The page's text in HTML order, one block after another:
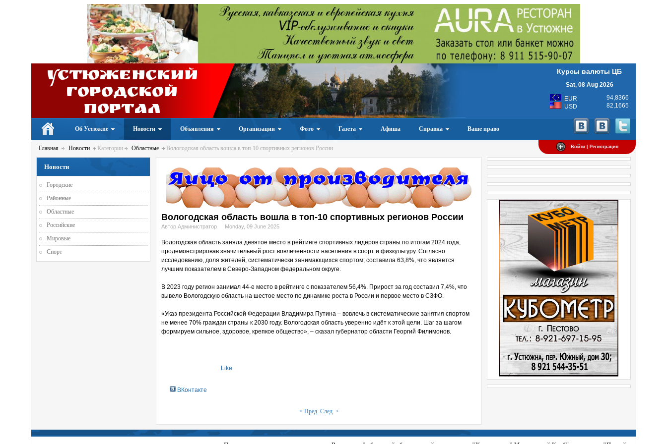
Устюженский
Городской
портал
Курсы валюты ЦБ
Sat, 08 Aug 2026
EUR
94,8366
USD
82,1665
Об Устюжне Новости Объявления Организации Фото Газета Афиша Справка Ваше право
Войти | Регистрация
Главная Новости Категории Областные Вологодская область вошла в топ-10 спортивных регионов России
Вологодская область вошла в топ-10 спортивных регионов России
Автор Администратор Monday, 09 June 2025
Вологодская область заняла девятое место в рейтинге спортивных лидеров страны по итогам 2024 года,
продемонстрировав значительный рост вовлеченности населения в спорт и физкультуру. Согласно
исследованию, доля жителей, систематически занимающихся спортом, составила 63,8%, что является
лучшим показателем в Северо-Западном федеральном округе.
В 2023 году регион занимал 44-е место в рейтинге с показателем 56,4%. Прирост за год составил 7,4%, что
вывело Вологодскую область на шестое место по динамике роста в России и первое место в СЗФО.
«Указ президента Российской Федерации Владимира Путина – вовлечь в систематические занятия спортом
не менее 70% граждан страны к 2030 году. Вологодская область уверенно идёт к этой цели. Шаг за шагом
формируем сильное, здоровое, крепкое общество», – сказал губернатор области Георгий Филимонов.
Like
ВКонтакте
< Пред. След. >
Новости
Городские
Районные
Областные
Российские
Мировые
Спорт